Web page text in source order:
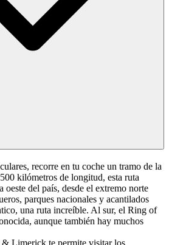
recorre en tu coche un tramo de la
kilómetros de longitud, esta ruta
oeste del país, desde el extremo norte
parques nacionales y acantilados
una ruta increíble. Al sur, el Ring of
aunque también hay muchos
Limerick te permite visitar los